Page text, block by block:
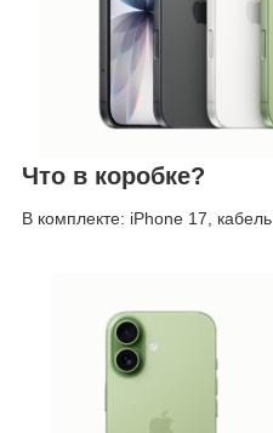
Что в коробке?
В комплекте: iPhone 17,